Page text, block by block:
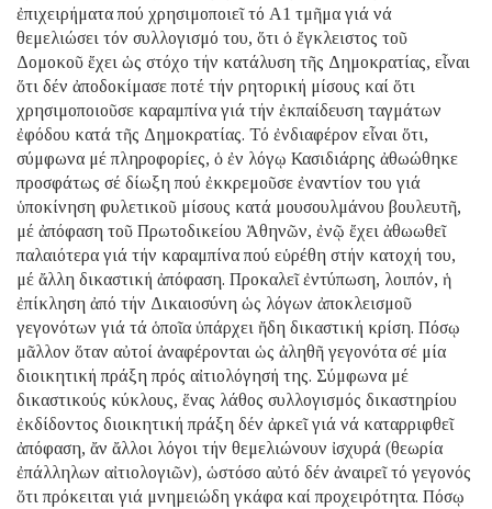
ἐπιχειρήματα πού χρησιμοποιεῖ τό Α1 τμῆμα γιά νά
θεμελιώσει τόν συλλογισμό του, ὅτι ὁ ἔγκλειστος τοῦ
Δομοκοῦ ἔχει ὡς στόχο τήν κατάλυση τῆς Δημοκρατίας, εἶναι
ὅτι δέν ἀποδοκίμασε ποτέ τήν ρητορική μίσους καί ὅτι
χρησιμοποιοῦσε καραμπίνα γιά τήν ἐκπαίδευση ταγμάτων
ἐφόδου κατά τῆς Δημοκρατίας. Τό ἐνδιαφέρον εἶναι ὅτι,
σύμφωνα μέ πληροφορίες, ὁ ἐν λόγῳ Κασιδιάρης ἀθωώθηκε
προσφάτως σέ δίωξη πού ἐκκρεμοῦσε ἐναντίον του γιά
ὑποκίνηση φυλετικοῦ μίσους κατά μουσουλμάνου βουλευτῆ,
μέ ἀπόφαση τοῦ Πρωτοδικείου Ἀθηνῶν, ἐνῷ ἔχει ἀθωωθεῖ
παλαιότερα γιά τήν καραμπίνα πού εὑρέθη στήν κατοχή του,
μέ ἄλλη δικαστική ἀπόφαση. Προκαλεῖ ἐντύπωση, λοιπόν, ἡ
ἐπίκληση ἀπό τήν Δικαιοσύνη ὡς λόγων ἀποκλεισμοῦ
γεγονότων γιά τά ὁποῖα ὑπάρχει ἤδη δικαστική κρίση. Πόσῳ
μᾶλλον ὅταν αὐτοί ἀναφέρονται ὡς ἀληθῆ γεγονότα σέ μία
διοικητική πράξη πρός αἰτιολόγησή της. Σύμφωνα μέ
δικαστικούς κύκλους, ἕνας λάθος συλλογισμός δικαστηρίου
ἐκδίδοντος διοικητική πράξη δέν ἀρκεῖ γιά νά καταρριφθεῖ
ἀπόφαση, ἄν ἄλλοι λόγοι τήν θεμελιώνουν ἰσχυρά (θεωρία
ἐπάλληλων αἰτιολογιῶν), ὡστόσο αὐτό δέν ἀναιρεῖ τό γεγονός
ὅτι πρόκειται γιά μνημειώδη γκάφα καί προχειρότητα. Πόσῳ